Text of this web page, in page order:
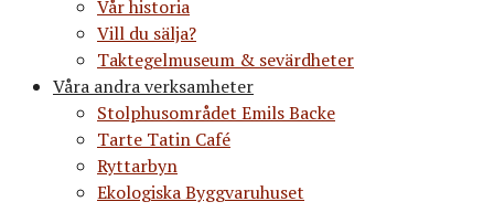
Vår historia
Vill du sälja?
Taktegelmuseum & sevärdheter
Våra andra verksamheter
Stolphusområdet Emils Backe
Tarte Tatin Café
Ryttarbyn
Ekologiska Byggvaruhuset